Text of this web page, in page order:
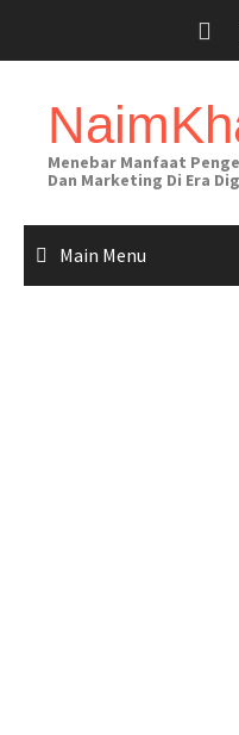
Menebar Manfaat
Dan Marketing Di Era
Main Menu